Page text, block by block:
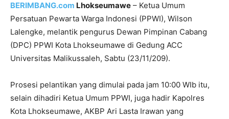
BERIMBANG.com Lhokseumawe – Ketua Umum
Persatuan Pewarta Warga Indonesi (PPWI), Wilson
Lalengke, melantik pengurus Dewan Pimpinan Cabang
(DPC) PPWI Kota Lhokseumawe di Gedung ACC
Universitas Malikussaleh, Sabtu (23/11/209).
Prosesi pelantikan yang dimulai pada jam 10:00 WIb itu,
selain dihadiri Ketua Umum PPWI, juga hadir Kapolres
Kota Lhokseumawe, AKBP Ari Lasta Irawan yang